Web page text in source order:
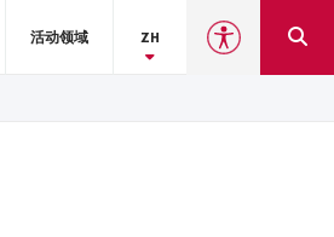
活动领域 ZH